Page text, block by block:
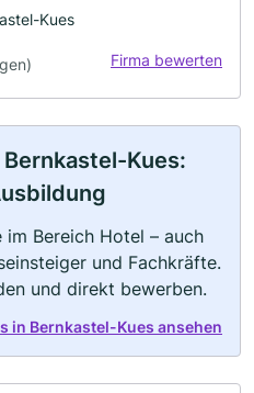
Kues
Firma bewerten
Kues:
Bereich Hotel – auch
und Fachkräfte.
und direkt bewerben.
in Bernkastel-Kues ansehen